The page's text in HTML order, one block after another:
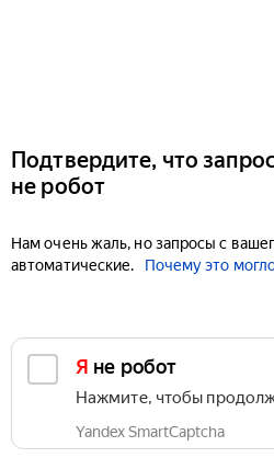
Подтвердите, что
не робот
Нам очень жаль, но запросы с
автоматические.
Почему это
Я не робот
Нажмите, чтобы
Yandex SmartCaptcha